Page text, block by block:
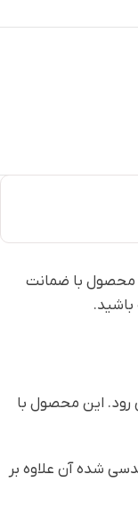
محصول با ضمانت
باشید.
رود. این محصول با
شده آن علاوه بر